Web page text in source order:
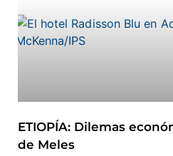
ETIOPÍA: Dilemas
de Meles